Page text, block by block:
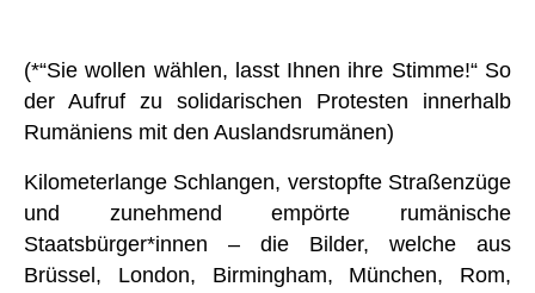
(*“Sie wollen wählen, lasst Ihnen ihre Stimme!“ So
der Aufruf zu solidarischen Protesten innerhalb
Rumäniens mit den Auslandsrumänen)
Kilometerlange Schlangen, verstopfte Straßenzüge
und zunehmend empörte rumänische
Staatsbürger*innen – die Bilder, welche aus
Brüssel, London, Birmingham, München, Rom,